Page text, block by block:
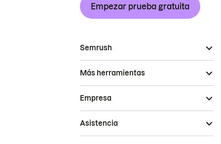
Empezar prueba gratuita
Semrush
Más herramientas
Empresa
Asistencia